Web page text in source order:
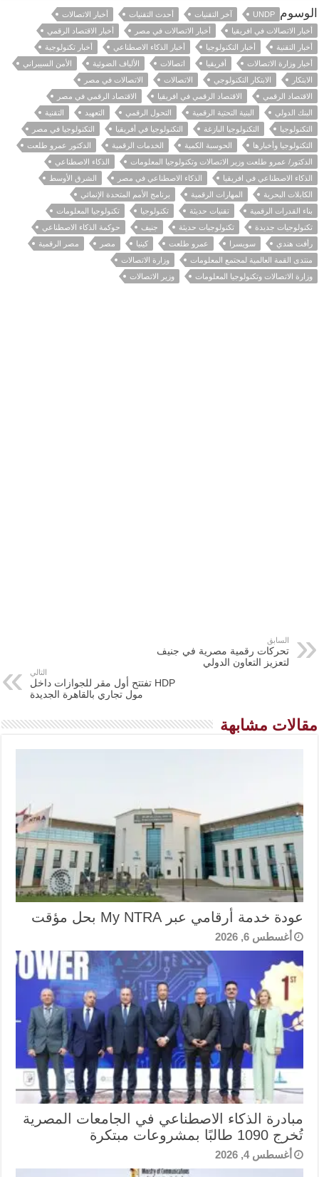
الوسوم UNDP آخر التقنيات أحدث التقنيات
أخبار الاتصالات
أخبار الاتصالات في افريقيا
أخبار الاتصالات في مصر
أخبار الاقتصاد الرقمي
أخبار التقنية
أخبار التكنولوجيا أخبار الذكاء الاصطناعي
أخبار تكنولوجية
أخبار وزارة الاتصالات
أفريقيا اتصالات الألياف الضوئية
الأمن السيبراني
الابتكار
الابتكار التكنولوجي الاتصالات
الاتصالات في مصر
الاقتصاد الرقمي
الاقتصاد الرقمي في افريقيا
الاقتصاد الرقمي في مصر
البنك الدولي
البنية التحتية الرقمية التحول الرقمي التعهيد
التقنية
التكنولوجيا
التكنولوجيا البازغة التكنولوجيا في أفريقيا
التكنولوجيا في مصر
التكنولوجيا وأخبارها
الحوسبة الكمية الخدمات الرقمية
الدكتور عمرو طلعت
الدكتور/ عمرو طلعت وزير الاتصالات وتكنولوجيا المعلومات
الذكاء الاصطناعي
الذكاء الاصطناعي في افريقيا
الذكاء الاصطناعي في مصر
الشرق الأوسط
الكابلات البحرية
المهارات الرقمية
برنامج الأمم المتحدة الإنمائي
بناء القدرات الرقمية
تقنيات حديثة تكنولوجيا
تكنولوجيا المعلومات
تكنولوجيات جديدة
تكنولوجيات حديثة جنيف
حوكمة الذكاء الاصطناعي
رأفت هندي
سويسرا عمرو طلعت كينيا مصر
مصر الرقمية
منتدى القمة العالمية لمجتمع المعلومات
وزارة الاتصالات
وزارة الاتصالات وتكنولوجيا المعلومات
وزير الاتصالات
السابق
تحركات رقمية مصرية في جنيف
لتعزيز التعاون الدولي
التالي
HDP تفتتح أول مقر للجوازات داخل
مول تجاري بالقاهرة الجديدة
مقالات مشابهة
عودة خدمة أرقامي عبر My NTRA بحل مؤقت
أغسطس 6, 2026
مبادرة الذكاء الاصطناعي في الجامعات المصرية
تُخرج 1090 طالبًا بمشروعات مبتكرة
أغسطس 4, 2026